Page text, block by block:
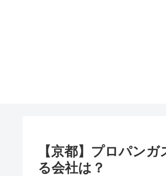
【京都】プロパン
る会社は？